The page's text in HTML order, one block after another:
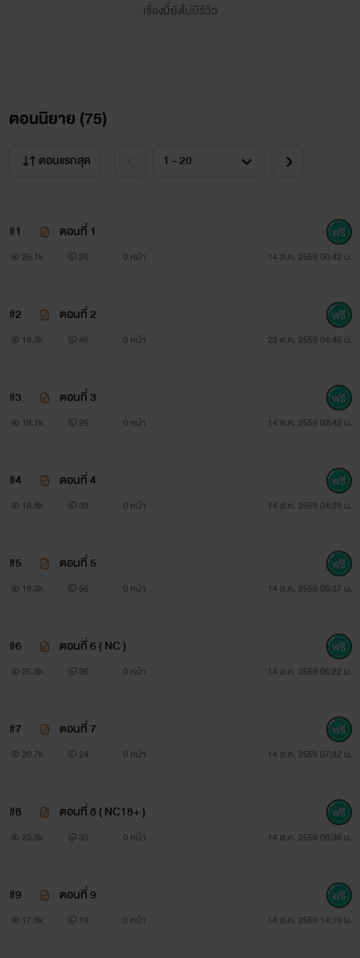
“ถ้าพี่จะพูดเรื่องแฟนพี่ เราเป็นแค่เพื่อนกันครับ”
"ผมชอบแฟนพี่ครับ"
เปรียว ภีรภัทร รณเกียรติ
นิสัยบ๊องๆ บ้าบิ่น ไม่แน่ใจในตัวเอง
เรื่องนี้ยังไม่มีรีวิว
ตอนนิยาย (75)
ตอนแรกสุด
#1 ตอนที่ 1
26.1k 20 0 หน้า 14 ส.ค. 2559 00:42 น.
#2 ตอนที่ 2
18.3k 46 0 หน้า 23 ต.ค. 2559 04:46 น.
#3 ตอนที่ 3
18.1k 26 0 หน้า 14 ส.ค. 2559 02:42 น.
#4 ตอนที่ 4
18.8k 39 0 หน้า 14 ส.ค. 2559 04:39 น.
#5 ตอนที่ 5
19.3k 56 0 หน้า 14 ส.ค. 2559 05:37 น.
#6 ตอนที่ 6 ( NC )
26.8k 36 0 หน้า 14 ส.ค. 2559 06:22 น.
#7 ตอนที่ 7
20.7k 24 0 หน้า 14 ส.ค. 2559 07:32 น.
#8 ตอนที่ 8 ( NC18+ )
23.9k 30 0 หน้า 14 ส.ค. 2559 08:35 น.
#9 ตอนที่ 9
17.8k 19 0 หน้า 14 ส.ค. 2559 14:19 น.